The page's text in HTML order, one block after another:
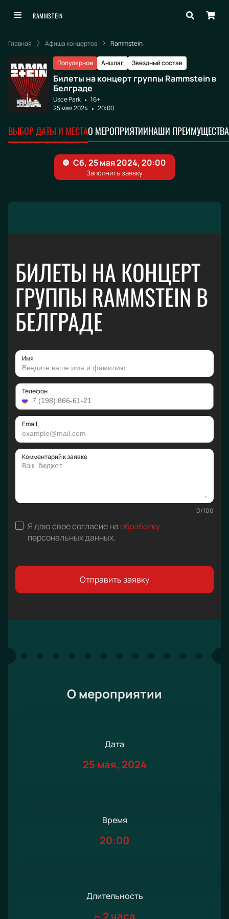
RAMMSTEIN
Главная Афиша концертов Rammstein
Популярное Аншлаг Звездный состав
Билеты на концерт группы Rammstein в
Белграде
Usce Park
16+
25 мая 2024
20:00
ВЫБОР ДАТЫ И МЕСТАО МЕРОПРИЯТИИНАШИ ПРЕИМУЩЕСТВА
БИЛЕТЫ НА КОНЦЕРТ
ГРУППЫ RAMMSTEIN В
БЕЛГРАДЕ
Имя
Телефон
Email
Комментарий к заявке
0/100
Я даю свое согласие наобработку
персональных данных.
Отправить заявку
О мероприятии
Дата
25 мая, 2024
Время
20:00
Длительность